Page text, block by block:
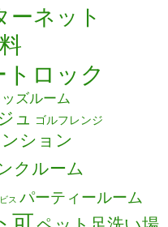
ーネット
トロック
ズルーム
ュ ゴルフレンジ
ション
クルーム
ス パーティールーム